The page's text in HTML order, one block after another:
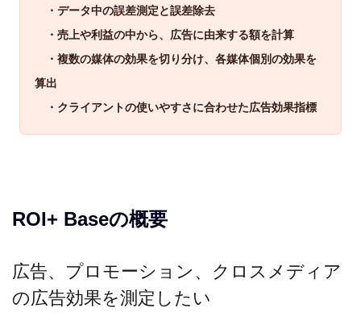
・データ中の誤差測定と誤差除去
・売上や利益の中から、広告に由来する額を計算
・複数の媒体の効果を切り分け、各媒体個別の効果を
算出
・クライアントの使いやすさに合わせた広告効果指標
ROI+ Baseの概要
広告、プロモーション、クロスメディア
の広告効果を測定したい